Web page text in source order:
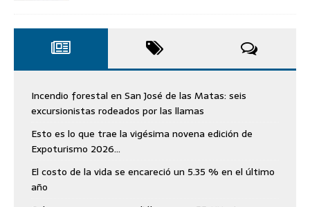
Incendio forestal en San José de las Matas: seis
excursionistas rodeados por las llamas
Esto es lo que trae la vigésima novena edición de
Expoturismo 2026…
El costo de la vida se encareció un 5.35 % en el último
año